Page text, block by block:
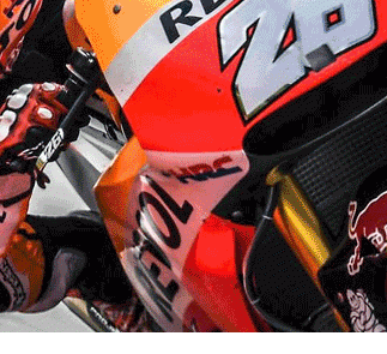
Campaña busca cambiar
destino de los
en la región